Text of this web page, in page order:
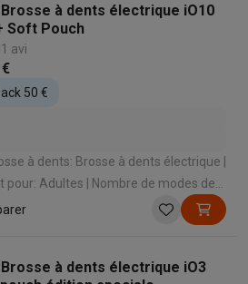
à dents électrique iO10
Soft Pouch
1 avi
50 €
à dents: Brosse à dents électrique |
| Nombre de modes de
brossage:
quotidien , Dents extra sensibles ,
gencives , Nettoyage de la langue |
à dents électrique iO3